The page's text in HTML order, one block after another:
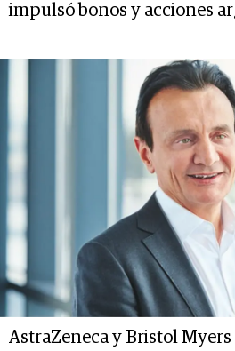
impulsó bonos y acciones
AstraZeneca y Bristol Myers